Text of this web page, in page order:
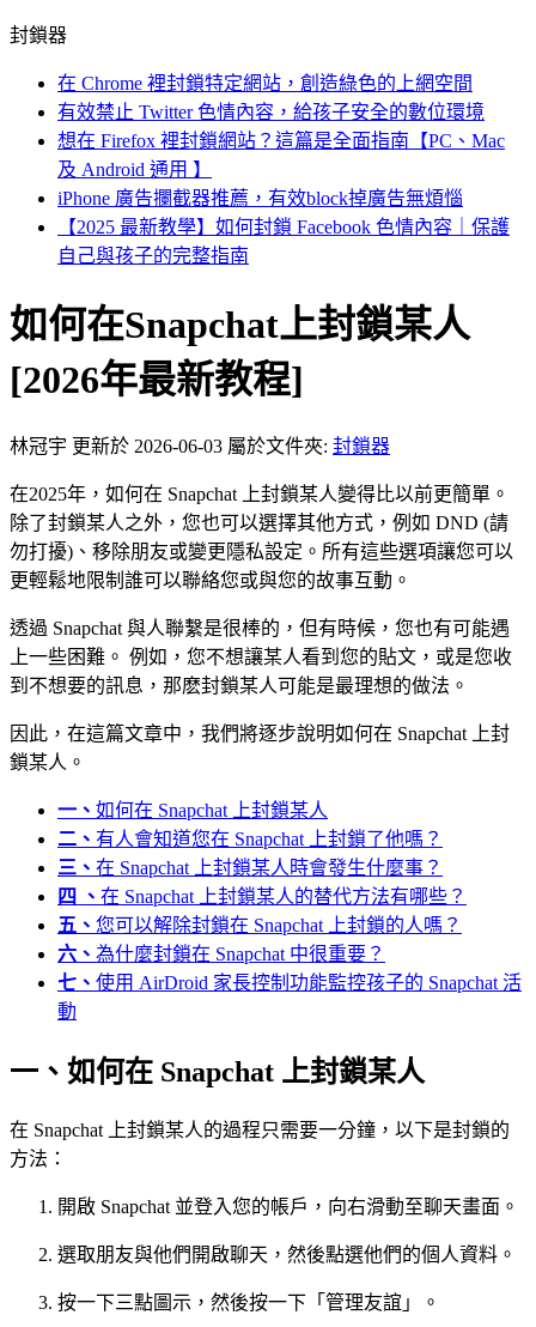
封鎖器
在 Chrome 裡封鎖特定網站，創造綠色的上網空間
有效禁止 Twitter 色情內容，給孩子安全的數位環境
想在 Firefox 裡封鎖網站？這篇是全面指南【PC、Mac
及 Android 通用 】
iPhone 廣告攔截器推薦，有效block掉廣告無煩惱
【2025 最新教學】如何封鎖 Facebook 色情內容｜保護
自己與孩子的完整指南
如何在Snapchat上封鎖某人
[2026年最新教程]
林冠宇 更新於 2026-06-03 屬於文件夾: 封鎖器
在2025年，如何在 Snapchat 上封鎖某人變得比以前更簡單。
除了封鎖某人之外，您也可以選擇其他方式，例如 DND (請
勿打擾)、移除朋友或變更隱私設定。所有這些選項讓您可以
更輕鬆地限制誰可以聯絡您或與您的故事互動。
透過 Snapchat 與人聯繫是很棒的，但有時候，您也有可能遇
上一些困難。 例如，您不想讓某人看到您的貼文，或是您收
到不想要的訊息，那麽封鎖某人可能是最理想的做法。
因此，在這篇文章中，我們將逐步說明如何在 Snapchat 上封
鎖某人。
一、 如何在 Snapchat 上封鎖某人
二、 有人會知道您在 Snapchat 上封鎖了他嗎？
三、 在 Snapchat 上封鎖某人時會發生什麼事？
四 、 在 Snapchat 上封鎖某人的替代方法有哪些？
五、 您可以解除封鎖在 Snapchat 上封鎖的人嗎？
六、 為什麼封鎖在 Snapchat 中很重要？
七、 使用 AirDroid 家長控制功能監控孩子的 Snapchat 活
動
一、如何在 Snapchat 上封鎖某人
在 Snapchat 上封鎖某人的過程只需要一分鐘，以下是封鎖的
方法：
開啟 Snapchat 並登入您的帳戶，向右滑動至聊天畫面。
選取朋友與他們開啟聊天，然後點選他們的個人資料。
按一下三點圖示，然後按一下「管理友誼」。